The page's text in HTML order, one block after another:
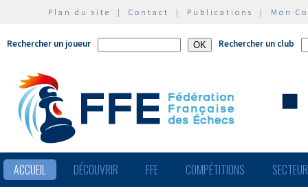
Plan du site | Contact | Publications | Mon
Rechercher un joueur Rechercher un club
ACCUEIL DÉCOUVRIR FFE COMPÉTITIONS